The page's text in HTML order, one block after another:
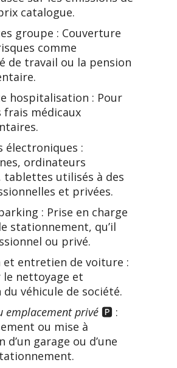
catalogue.
groupe : Couverture
comme
de travail ou la pension
hospitalisation : Pour
frais médicaux
électroniques :
ordinateurs
tablettes utilisés à des
et privées.
: Prise en charge
stationnement, qu’il
ou privé.
et entretien de voiture :
le nettoyage et
véhicule de société.
emplacement privé 🅿️ :
ou mise à
garage ou d’une